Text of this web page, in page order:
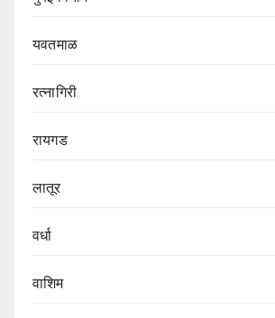
यवतमाळ
रत्नागिरी
रायगड
लातूर
वर्धा
वाशिम